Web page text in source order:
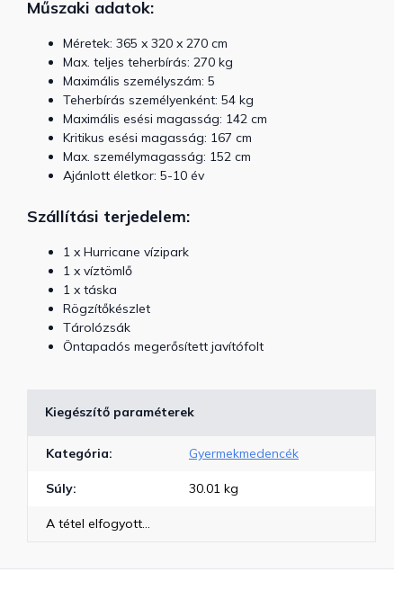
Műszaki adatok:
Méretek: 365 x 320 x 270 cm
Max. teljes teherbírás: 270 kg
Maximális személyszám: 5
Teherbírás személyenként: 54 kg
Maximális esési magasság: 142 cm
Kritikus esési magasság: 167 cm
Max. személymagasság: 152 cm
Ajánlott életkor: 5-10 év
Szállítási terjedelem:
1 x Hurricane vízipark
1 x víztömlő
1 x táska
Rögzítőkészlet
Tárolózsák
Öntapadós megerősített javítófolt
Kiegészítő paraméterek
Kategória: Gyermekmedencék
Súly: 30.01 kg
A tétel elfogyott…